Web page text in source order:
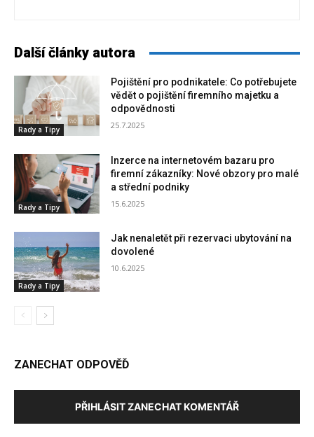
Další články autora
Rady a Tipy
Pojištění pro podnikatele: Co potřebujete
vědět o pojištění firemního majetku a
odpovědnosti
25.7.2025
Rady a Tipy
Inzerce na internetovém bazaru pro
firemní zákazníky: Nové obzory pro malé
a střední podniky
15.6.2025
Rady a Tipy
Jak nenaletět při rezervaci ubytování na
dovolené
10.6.2025
ZANECHAT ODPOVĚĎ
PŘIHLÁSIT ZANECHAT KOMENTÁŘ